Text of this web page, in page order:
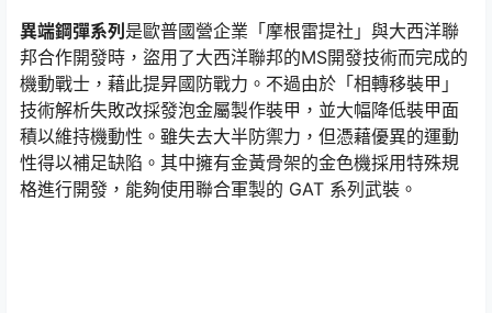
異端鋼彈系列 是歐普國營企業「摩根雷提社」與大西洋聯
邦合作開發時，盜用了大西洋聯邦的MS開發技術而完成的
機動戰士，藉此提昇國防戰力。不過由於「相轉移裝甲」
技術解析失敗改採發泡金屬製作裝甲，並大幅降低裝甲面
積以維持機動性。雖失去大半防禦力，但憑藉優異的運動
性得以補足缺陷。其中擁有金黃骨架的金色機採用特殊規
格進行開發，能夠使用聯合軍製的 GAT 系列武裝。